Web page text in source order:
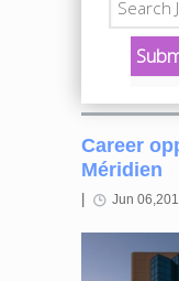
Career
Méridien
Jun